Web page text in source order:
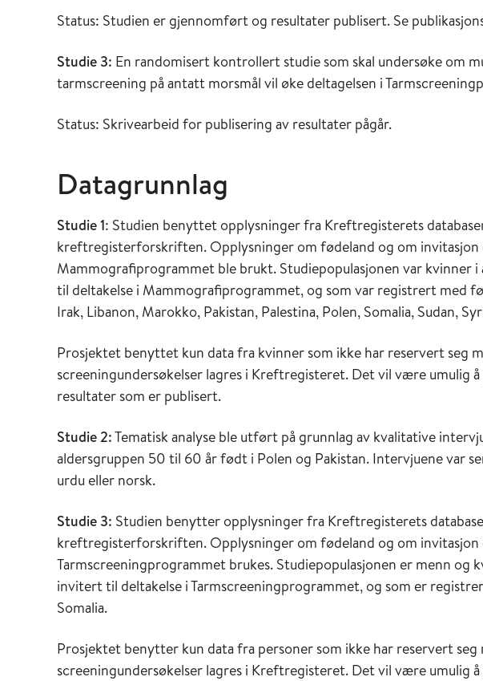
Status: Studien er gjennomført og resultater publisert. Se
Studie 3: En randomisert kontrollert studie som skal undersøke om
tarmscreening på antatt morsmål vil øke deltagelsen i
Status: Skrivearbeid for publisering av resultater pågår.
Datagrunnlag
Studie 1: Studien benyttet opplysninger fra Kreftregisterets
kreftregisterforskriften. Opplysninger om fødeland og om
Mammografiprogrammet ble brukt. Studiepopulasjonen var kvinner
til deltakelse i Mammografiprogrammet, og som var registrert med
Irak, Libanon, Marokko, Pakistan, Palestina, Polen, Somalia, Sudan,
Prosjektet benyttet kun data fra kvinner som ikke har reservert seg
screeningundersøkelser lagres i Kreftregisteret. Det vil være umulig
resultater som er publisert.
Studie 2:Tematisk analyse ble utført på grunnlag av kvalitative
aldersgruppen 50 til 60 år født i Polen og Pakistan. Intervjuene var
urdu eller norsk.
Studie 3: Studien benytter opplysninger fra Kreftregisterets
kreftregisterforskriften. Opplysninger om fødeland og om
Tarmscreeningprogrammet brukes. Studiepopulasjonen er menn og
invitert til deltakelse i Tarmscreeningprogrammet, og som er
Somalia.
Prosjektet benytter kun data fra personer som ikke har reservert
screeningundersøkelser lagres i Kreftregisteret. Det vil være umulig